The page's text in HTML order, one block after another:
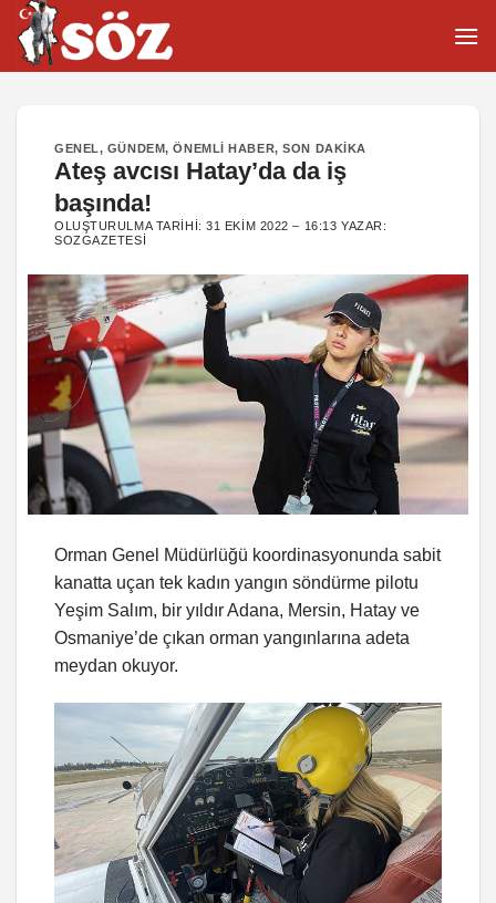
İçeriğe
atla
GENEL, GÜNDEM,ÖNEMLI HABER,SON DAKIKA
Ateş avcısı Hatay’da da iş
başında!
OLUŞTURULMA TARIHI:31 EKIM 2022 – 16:13 YAZAR:
SOZGAZETESI
Orman Genel Müdürlüğü koordinasyonunda sabit
kanatta uçan tek kadın yangın söndürme pilotu
Yeşim Salım, bir yıldır Adana, Mersin, Hatay ve
Osmaniye’de çıkan orman yangınlarına adeta
meydan okuyor.